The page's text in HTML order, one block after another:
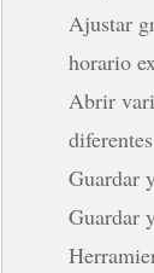
Ajustar
horario
Abrir
Guardar
Guardar